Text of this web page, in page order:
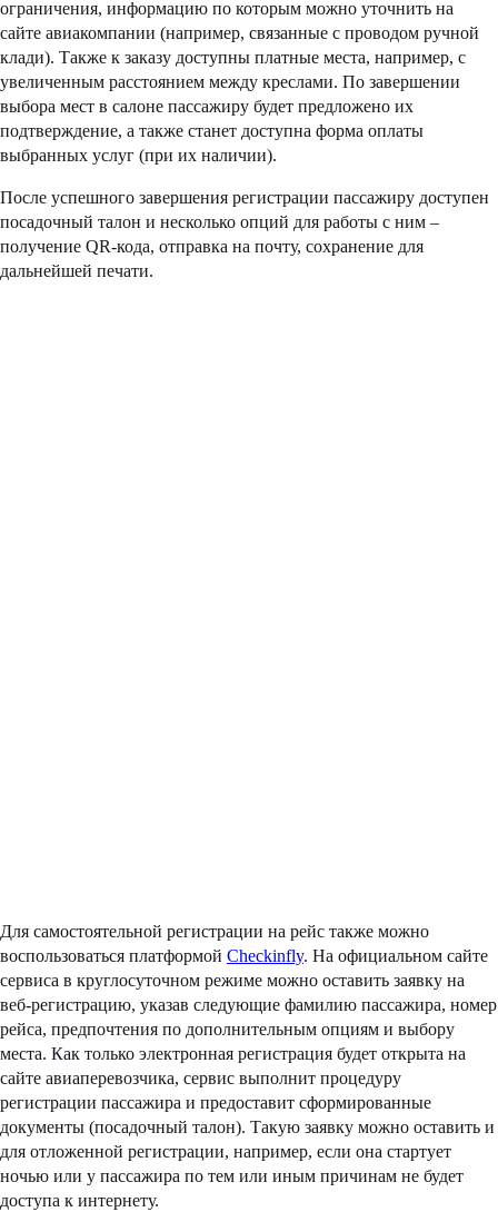
ограничения, информацию по которым можно уточнить на
сайте авиакомпании (например, связанные с проводом ручной
клади). Также к заказу доступны платные места, например, с
увеличенным расстоянием между креслами. По завершении
выбора мест в салоне пассажиру будет предложено их
подтверждение, а также станет доступна форма оплаты
выбранных услуг (при их наличии).
После успешного завершения регистрации пассажиру доступен
посадочный талон и несколько опций для работы с ним –
получение QR-кода, отправка на почту, сохранение для
дальнейшей печати.
Для самостоятельной регистрации на рейс также можно
воспользоваться платформой Checkinfly. На официальном сайте
сервиса в круглосуточном режиме можно оставить заявку на
веб-регистрацию, указав следующие фамилию пассажира, номер
рейса, предпочтения по дополнительным опциям и выбору
места. Как только электронная регистрация будет открыта на
сайте авиаперевозчика, сервис выполнит процедуру
регистрации пассажира и предоставит сформированные
документы (посадочный талон). Такую заявку можно оставить и
для отложенной регистрации, например, если она стартует
ночью или у пассажира по тем или иным причинам не будет
доступа к интернету.